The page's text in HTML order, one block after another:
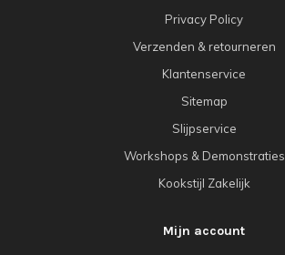
Privacy Policy
Verzenden & retourneren
Klantenservice
Sitemap
Slijpservice
Workshops & Demonstraties
Kookstijl Zakelijk
Mijn account